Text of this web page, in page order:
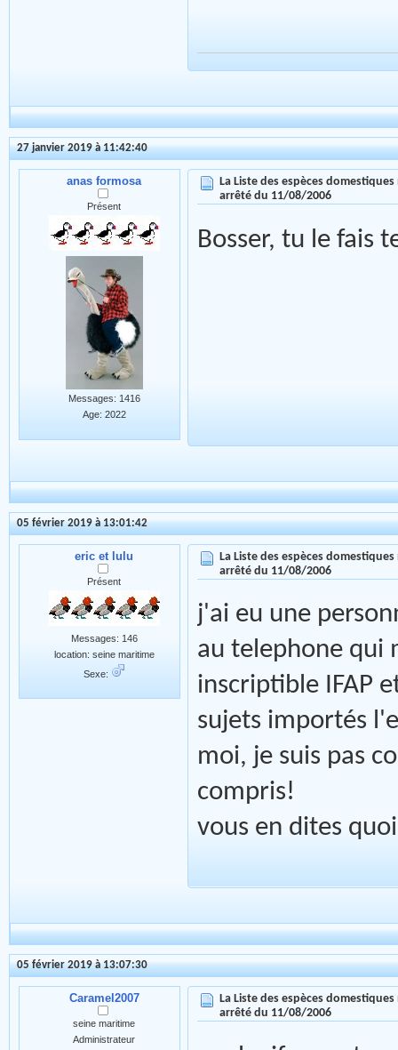
27 janvier 2019 à 11:42:40
anas formosa
Présent
Messages: 1416
Age: 2022
La Liste des espèces
arrêté du 11/08/2006
Bosser, tu le fais
05 février 2019 à 13:01:42
eric et lulu
Présent
Messages: 146
location: seine maritime
Sexe:
La Liste des espèces
arrêté du 11/08/2006
j'ai eu une
au telephone qui
inscriptible IFAP
sujets importés
moi, je suis pas
compris!
vous en dites
05 février 2019 à 13:07:30
Caramel2007
seine maritime
Administrateur
La Liste des espèces
arrêté du 11/08/2006